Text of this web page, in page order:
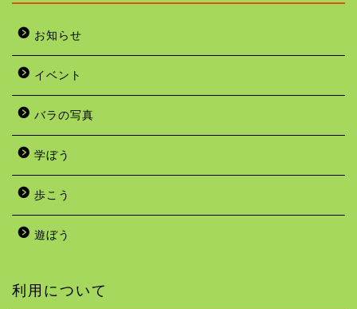
お知らせ
イベント
バラの写真
学ぼう
歩こう
遊ぼう
利用について